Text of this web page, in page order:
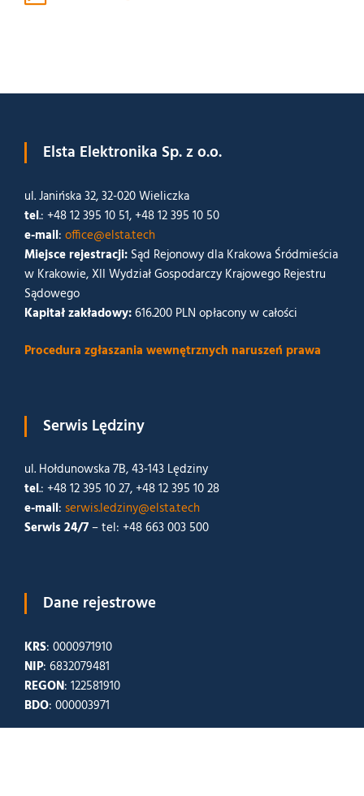
Elsta Elektronika Sp. z o.o.
ul. Janińska 32, 32-020 Wieliczka
tel.: +48 12 395 10 51, +48 12 395 10 50
e-mail: office@elsta.tech
Miejsce rejestracji: Sąd Rejonowy dla Krakowa Śródmieścia
w Krakowie, XII Wydział Gospodarczy Krajowego Rejestru
Sądowego
Kapitał zakładowy:616.200 PLN opłacony w całości
Procedura zgłaszania wewnętrznych naruszeń prawa
Serwis Lędziny
ul. Hołdunowska 7B, 43-143 Lędziny
tel.: +48 12 395 10 27, +48 12 395 10 28
e-mail: serwis.ledziny@elsta.tech
Serwis 24/7– tel: +48 663 003 500
Dane rejestrowe
KRS: 0000971910
NIP: 6832079481
REGON: 122581910
BDO: 000003971